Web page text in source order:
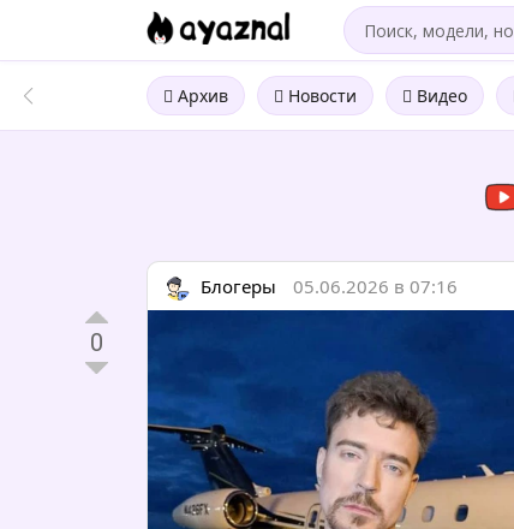
Архив Новости Видео
Блогеры 05.06.2026 в 07:16
0